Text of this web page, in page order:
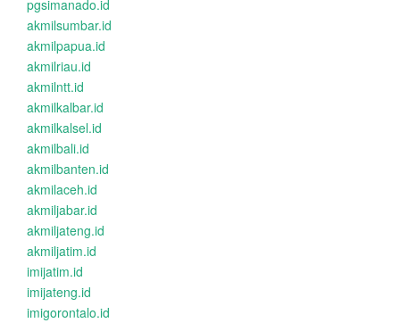
pgsimanado.id
akmilsumbar.id
akmilpapua.id
akmilriau.id
akmilntt.id
akmilkalbar.id
akmilkalsel.id
akmilbali.id
akmilbanten.id
akmilaceh.id
akmiljabar.id
akmiljateng.id
akmiljatim.id
imijatim.id
imijateng.id
imigorontalo.id